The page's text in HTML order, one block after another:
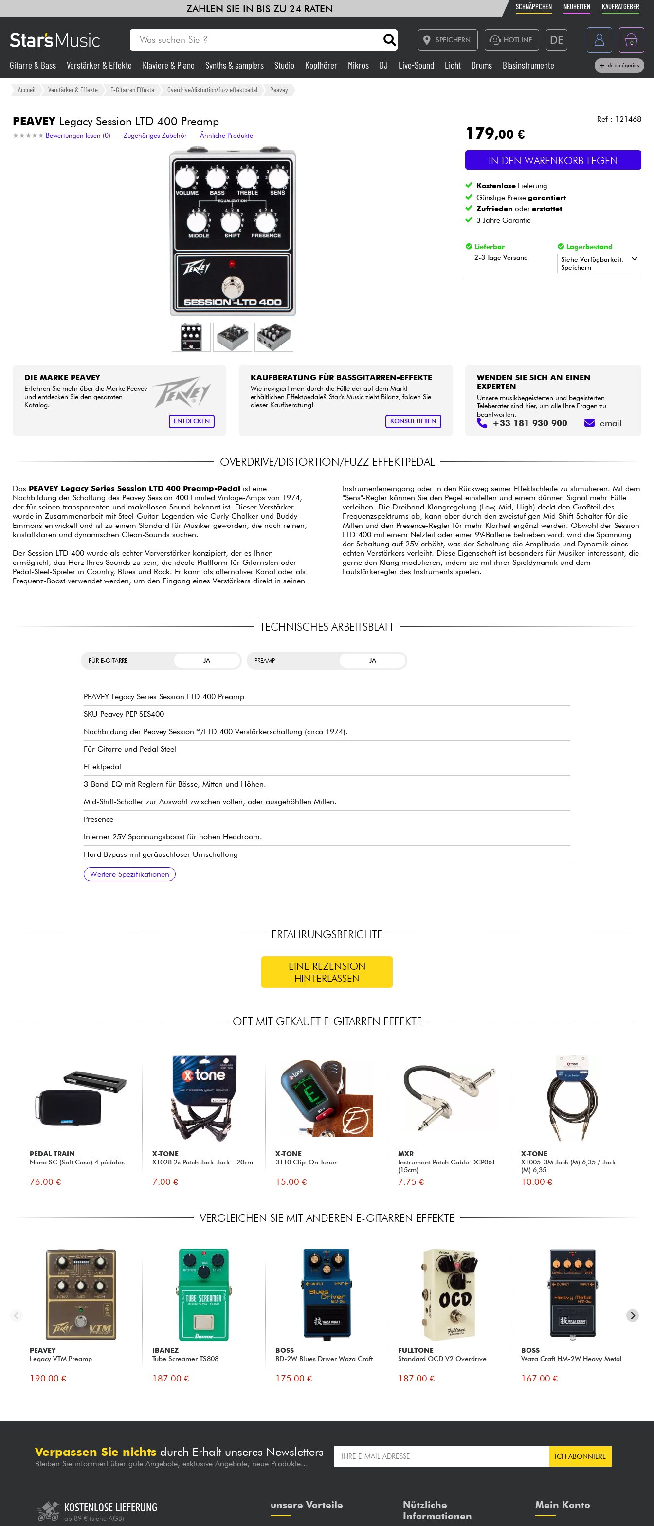
ZAHLEN SIE IN BIS ZU 24 RATEN SCHNÄPPCHEN NEUHEITEN KAUFRATGEBER
SPEICHERN HOTLINE DE
Belgique
Nederland
0
Gitarre & Bass Verstärker & Effekte
Synths & samplers
Live-Sound
Drums Blasinstrumente
Kinder Kabel & Zubehöre
Bundle
Gitarre & Bass Verstärker & Effekte Klaviere & Piano Synths & samplers Studio Kopfhörer Mikros DJ Live-Sound Licht Drums Blasinstrumente de catégories
Accueil Verstärker & Effekte E-Gitarren Effekte Overdrive/distortion/fuzz effektpedal Peavey
PEAVEYLegacy Session LTD 400 Preamp
★ ★ ★ ★ ★
★ ★ ★ ★ ★ Bewertungen lesen (0) Zugehöriges Zubehör Ähnliche Produkte
Ref : 121468
179,00 €
IN DEN WARENKORB LEGEN
Kostenlose Lieferung
Günstige Preisegarantiert
Zufrieden odererstattet
3 Jahre Garantie
Lieferbar
2-3 Tage Versand
Lagerbestand
Siehe Verfügbarkeit.
Speichern
DIE MARKE PEAVEY
Erfahren Sie mehr über die Marke Peavey
und entdecken Sie den gesamten
Katalog.
ENTDECKEN
KAUFBERATUNG FÜR BASSGITARREN-EFFEKTE
Wie navigiert man durch die Fülle der auf dem Markt
erhältlichen Effektpedale? Star's Music zieht Bilanz, folgen Sie
dieser Kaufberatung!
KONSULTIEREN
WENDEN SIE SICH AN EINEN
EXPERTEN
Unsere musikbegeisterten und begeisterten
Teleberater sind hier, um alle Ihre Fragen zu
beantworten.
+33 181 930 900 email
OVERDRIVE/DISTORTION/FUZZ EFFEKTPEDAL
Das PEAVEY Legacy Series Session LTD 400 Preamp-Pedal ist eine
Nachbildung der Schaltung des Peavey Session 400 Limited Vintage-Amps von 1974,
der für seinen transparenten und makellosen Sound bekannt ist. Dieser Verstärker
wurde in Zusammenarbeit mit Steel-Guitar-Legenden wie Curly Chalker und Buddy
Emmons entwickelt und ist zu einem Standard für Musiker geworden, die nach reinen,
kristallklaren und dynamischen Clean-Sounds suchen.
Der Session LTD 400 wurde als echter Vorverstärker konzipiert, der es Ihnen
ermöglicht, das Herz Ihres Sounds zu sein, die ideale Plattform für Gitarristen oder
Pedal-Steel-Spieler in Country, Blues und Rock. Er kann als alternativer Kanal oder als
Frequenz-Boost verwendet werden, um den Eingang eines Verstärkers direkt in seinen
Instrumenteneingang oder in den Rückweg seiner Effektschleife zu stimulieren. Mit dem
"Sens"-Regler können Sie den Pegel einstellen und einem dünnen Signal mehr Fülle
verleihen. Die Dreiband-Klangregelung (Low, Mid, High) deckt den Großteil des
Frequenzspektrums ab, kann aber durch den zweistufigen Mid-Shift-Schalter für die
Mitten und den Presence-Regler für mehr Klarheit ergänzt werden. Obwohl der Session
LTD 400 mit einem Netzteil oder einer 9V-Batterie betrieben wird, wird die Spannung
der Schaltung auf 25V erhöht, was der Schaltung die Amplitude und Dynamik eines
echten Verstärkers verleiht. Diese Eigenschaft ist besonders für Musiker interessant, die
gerne den Klang modulieren, indem sie mit ihrer Spieldynamik und dem
Lautstärkeregler des Instruments spielen.
TECHNISCHES ARBEITSBLATT
FÜR E-GITARRE JA PREAMP JA
PEAVEY Legacy Series Session LTD 400 Preamp
SKU Peavey PEP-SES400
Nachbildung der Peavey Session™/LTD 400 Verstärkerschaltung (circa 1974).
Für Gitarre und Pedal Steel
Effektpedal
3-Band-EQ mit Reglern für Bässe, Mitten und Höhen.
Mid-Shift-Schalter zur Auswahl zwischen vollen, oder ausgehöhlten Mitten.
Presence
Interner 25V Spannungsboost für hohen Headroom.
Hard Bypass mit geräuschloser Umschaltung
Bedienelemente: siehe Abbildungen
Anschlüsse: siehe Bilder
Chassis aus Metall
Funktioniert mit 9v-Batterie oder optionalem 9VDC-Adapter (cons. 50 mA).
92 x 122 x 57 mm
0.4 kg
Englisches Handbuch :
Weitere Spezifikationen
ERFAHRUNGSBERICHTE
EINE REZENSION
HINTERLASSEN
OFT MIT GEKAUFT E-GITARREN EFFEKTE
PEDAL TRAIN
Nano SC (Soft Case) 4 pédales
76.00 €
X-TONE
X1028 2x Patch Jack-Jack - 20cm
7.00 €
X-TONE
3110 Clip-On Tuner
15.00 €
MXR
Instrument Patch Cable DCP06J
(15cm)
7.75 €
X-TONE
X1005-3M Jack (M) 6,35 / Jack
(M) 6,35
10.00 €
VERGLEICHEN SIE MIT ANDEREN E-GITARREN EFFEKTE
PEAVEY
Legacy VTM Preamp
190.00 €
IBANEZ
Tube Screamer TS808
187.00 €
BOSS
BD-2W Blues Driver Waza Craft
175.00 €
FULLTONE
Standard OCD V2 Overdrive
187.00 €
BOSS
Waza Craft HM-2W Heavy Metal
167.00 €
Verpassen Sie nichts durch Erhalt unseres Newsletters
Bleiben Sie informiert über gute Angebote, exklusive Angebote, neue Produkte...
ICH ABONNIERE
KOSTENLOSE LIEFERUNG
ab 89 € (siehe AGB)
unsere Vorteile
Nützliche
Informationen
Mein Konto